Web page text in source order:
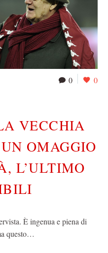
0 0
VECCHIA
OMAGGIO
L’ULTIMO
È ingenua e piena di
questo…